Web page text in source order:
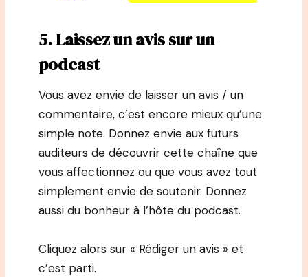
5. Laissez un avis sur un
podcast
Vous avez envie de laisser un avis / un
commentaire, c’est encore mieux qu’une
simple note. Donnez envie aux futurs
auditeurs de découvrir cette chaîne que
vous affectionnez ou que vous avez tout
simplement envie de soutenir. Donnez
aussi du bonheur à l’hôte du podcast.
Cliquez alors sur « Rédiger un avis » et
c’est parti.